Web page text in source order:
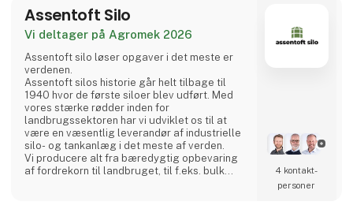
high-end maskinpark og t
Assentoft Silo
Vi deltager på Agromek 2026
Assentoft silo løser opgaver i det meste er
verdenen.
Assentoft silos historie går helt tilbage til
1940 hvor de første siloer blev udført. Med
vores stærke rødder inden for
landbrugssektoren har vi udviklet os til at
være en væsentlig leverandør af industrielle
silo- og tankanlæg i det meste af verden.
Vi producere alt fra bæredygtig opbevaring
af fordrekorn til landbruget, til f.eks. bulk
4 kontakt­
personer